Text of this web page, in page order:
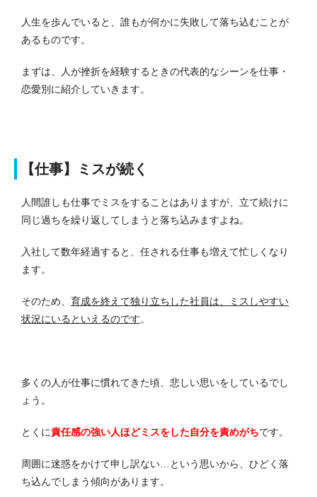
人生を歩んでいると、誰もが何かに失敗して落ち込むことが
あるものです。
まずは、人が挫折を経験するときの代表的なシーンを仕事・
恋愛別に紹介していきます。
【仕事】ミスが続く
人間誰しも仕事でミスをすることはありますが、立て続けに
同じ過ちを繰り返してしまうと落ち込みますよね。
入社して数年経過すると、任される仕事も増えて忙しくなり
ます。
そのため、 育成を終えて独り立ちした社員は、ミスしやすい
状況にいるといえるのです。
多くの人が仕事に慣れてきた頃、悲しい思いをしているでし
ょう。
とくに責任感の強い人ほどミスをした自分を責めがちです。
周囲に迷惑をかけて申し訳ない…という思いから、ひどく落
ち込んでしまう傾向があります。